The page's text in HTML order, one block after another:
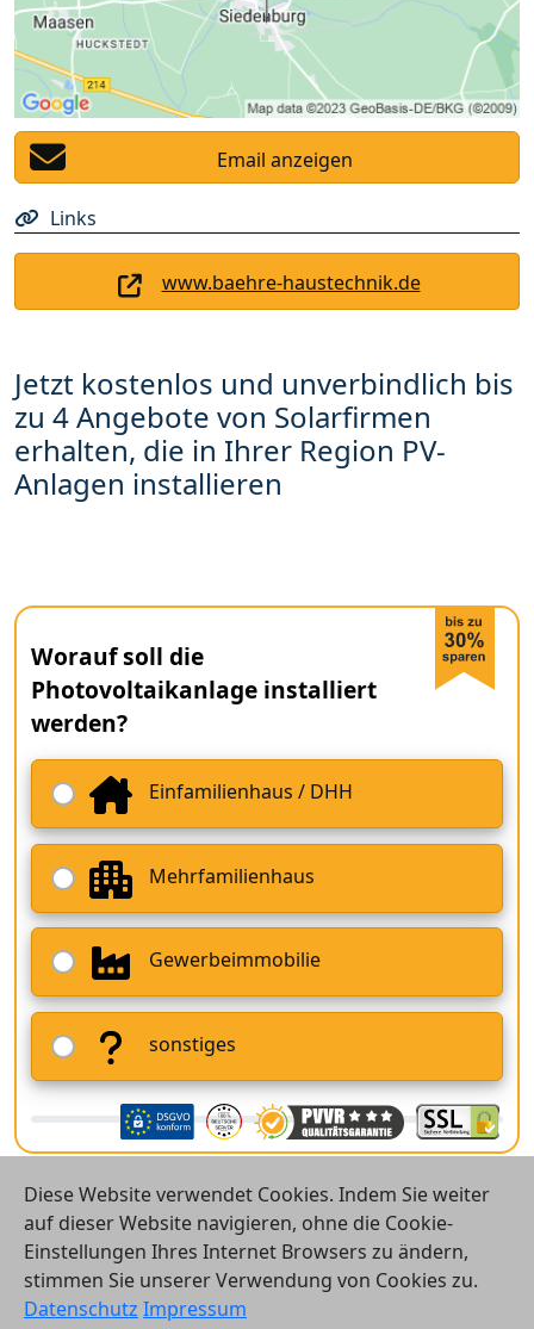
Email anzeigen
Links
www.baehre-haustechnik.de
Jetzt kostenlos und unverbindlich bis
zu 4 Angebote von Solarfirmen
erhalten, die in Ihrer Region PV-
Anlagen installieren
Worauf soll die
Photovoltaikanlage installiert
werden?
Einfamilienhaus / DHH
Mehrfamilienhaus
Gewerbeimmobilie
sonstiges
© 2026 Vergleichsrechner24 GmbH
Diese Website verwendet Cookies. Indem Sie weiter
auf dieser Website navigieren, ohne die Cookie-
Einstellungen Ihres Internet Browsers zu ändern,
stimmen Sie unserer Verwendung von Cookies zu.
Datenschutz Impressum